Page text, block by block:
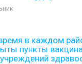
в каждом
пункты